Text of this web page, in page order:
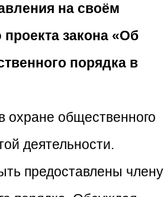
на своём
закона «Об
порядка в
охране общественного
деятельности.
предоставлены члену